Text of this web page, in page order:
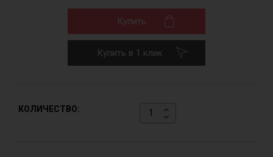
Купить
Купить в 1 клик
КОЛИЧЕСТВО: